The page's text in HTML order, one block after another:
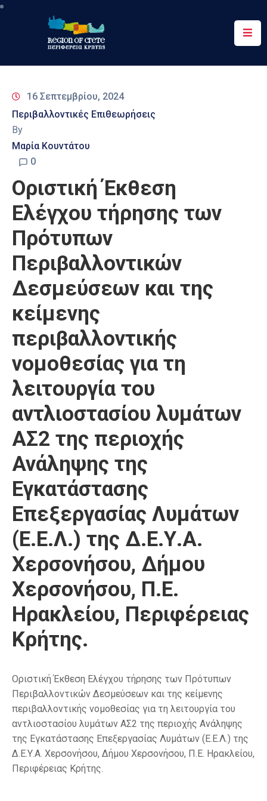
Περιφέρεια
&
Δράσεις
Ψηφιακές
Επικοινωνία
16 Σεπτεμβρίου, 2024
Περιβαλλοντικές Επιθεωρήσεις
By
Μαρία Κουντάτου
0
Οριστική Έκθεση
Ελέγχου τήρησης των
Πρότυπων
Περιβαλλοντικών
Δεσμεύσεων και της
κείμενης
περιβαλλοντικής
νομοθεσίας για τη
λειτουργία του
αντλιοστασίου λυμάτων
ΑΣ2 της περιοχής
Ανάληψης της
Εγκατάστασης
Επεξεργασίας Λυμάτων
(Ε.Ε.Λ.) της Δ.Ε.Υ.Α.
Χερσονήσου, Δήμου
Χερσονήσου, Π.Ε.
Ηρακλείου, Περιφέρειας
Κρήτης.
Οριστική Έκθεση Ελέγχου τήρησης των Πρότυπων
Περιβαλλοντικών Δεσμεύσεων και της κείμενης
περιβαλλοντικής νομοθεσίας για τη λειτουργία του
αντλιοστασίου λυμάτων ΑΣ2 της περιοχής Ανάληψης
της Εγκατάστασης Επεξεργασίας Λυμάτων (Ε.Ε.Λ.) της
Δ.Ε.Υ.Α. Χερσονήσου, Δήμου Χερσονήσου, Π.Ε. Ηρακλείου,
Περιφέρειας Κρήτης.